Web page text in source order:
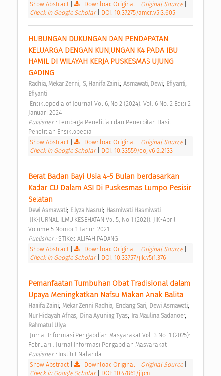
Show Abstract| Download Original Original Source
Check in Google Scholar
DOI: 10.37275/amcr.v5i3.605
HUBUNGAN DUKUNGAN DAN PENDAPATAN
KELUARGA DENGAN KUNJUNGAN K4 PADA IBU
HAMIL DI WILAYAH KERJA PUSKESMAS UJUNG
GADING
Radhia, Mekar Zenni; S, Hanifa Zaini.; Asmawati, Dewi; Efiyanti,
Efiyanti
Januari 2024
Publisher : Lembaga Penelitian dan Penerbitan Hasil
Penelitian Ensiklopedia
Show Abstract| Download Original Original Source
Check in Google Scholar
DOI: 10.33559/eoj.v6i2.2133
Berat Badan Bayi Usia 4-5 Bulan berdasarkan
Kadar CU Dalam ASI Di Puskesmas Lumpo Pesisir
Selatan
Dewi Asmawati; Ellyza Nasrul; Hasmiwati Hasmiwati
Volume 5 Nomor 1 Tahun 2021
Publisher : STIKes ALIFAH PADANG
Show Abstract| Download Original Original Source
Check in Google Scholar
DOI: 10.33757/jik.v5i1.376
Pemanfaatan Tumbuhan Obat Tradisional dalam
Upaya Meningkatkan Nafsu Makan Anak Balita
Hanifa Zaini; Mekar Zenni Radhia; Endang Sari; Dewi Asmawati;
Nur Hidayah Afnas; Dina Ayuning Tyas; Ira Maulina Sadanoer;
Rahmatul Ulya
Februari : Jurnal Informasi Pengabdian Masyarakat
Publisher : Institut Nalanda
Show Abstract| Download Original Original Source
Check in Google Scholar
DOI: 10.47861/jipm-